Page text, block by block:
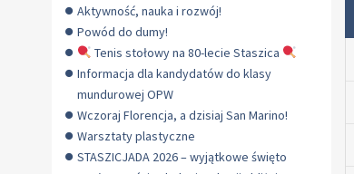
Aktywność, nauka i rozwój!
Powód do dumy!
Tenis stołowy na 80-lecie Staszica
Informacja dla kandydatów do klasy
mundurowej OPW
Wczoraj Florencja, a dzisiaj San Marino!
Warsztaty plastyczne
STASZICJADA 2026 – wyjątkowe święto